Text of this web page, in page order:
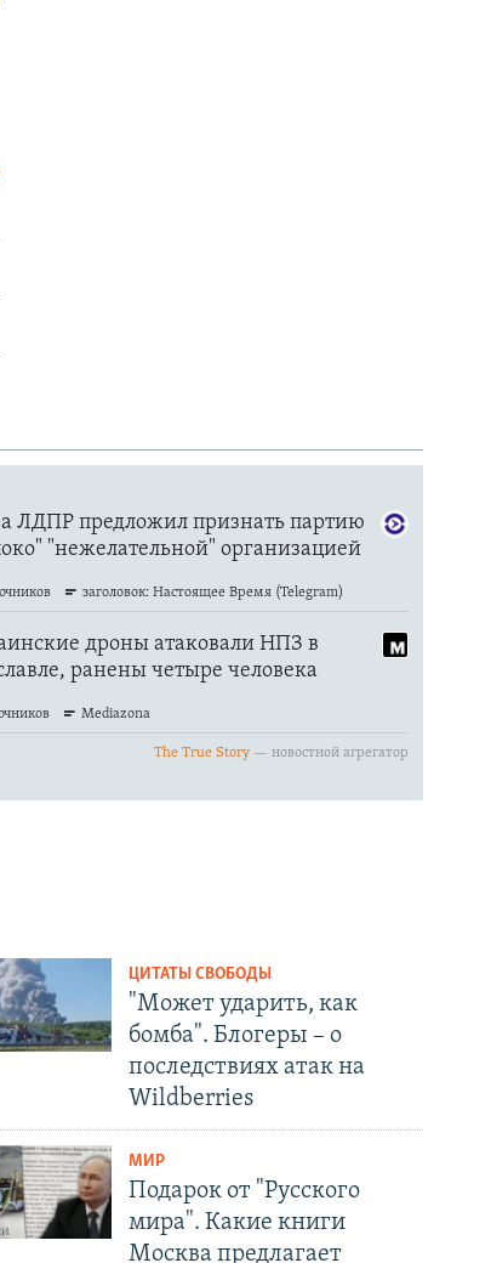
ЦИТАТЫ СВОБОДЫ
"Может ударить, как
бомба". Блогеры – о
последствиях атак на
Wildberries
МИР
Подарок от "Русского
мира". Какие книги
Москва предлагает